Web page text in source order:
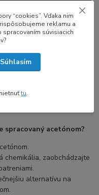
acetónom?
chemikália, zaobchádzajte
alternatívu na
“cookies”. Vďaka nim
reklamu a
súvisiacich
Súhlasím
tu.